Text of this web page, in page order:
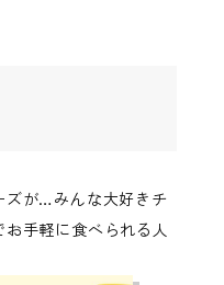
ズが…みんな大好きチ
手軽に食べられる人